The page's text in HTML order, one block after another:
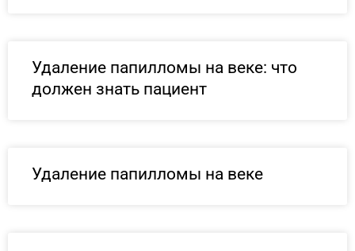
Удаление папилломы на веке: что
должен знать пациент
Удаление папилломы на веке